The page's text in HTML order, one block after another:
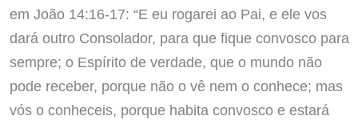
em João 14:16-17: “E eu rogarei ao Pai, e ele vos
dará outro Consolador, para que fique convosco para
sempre; o Espírito de verdade, que o mundo não
pode receber, porque não o vê nem o conhece; mas
vós o conheceis, porque habita convosco e estará